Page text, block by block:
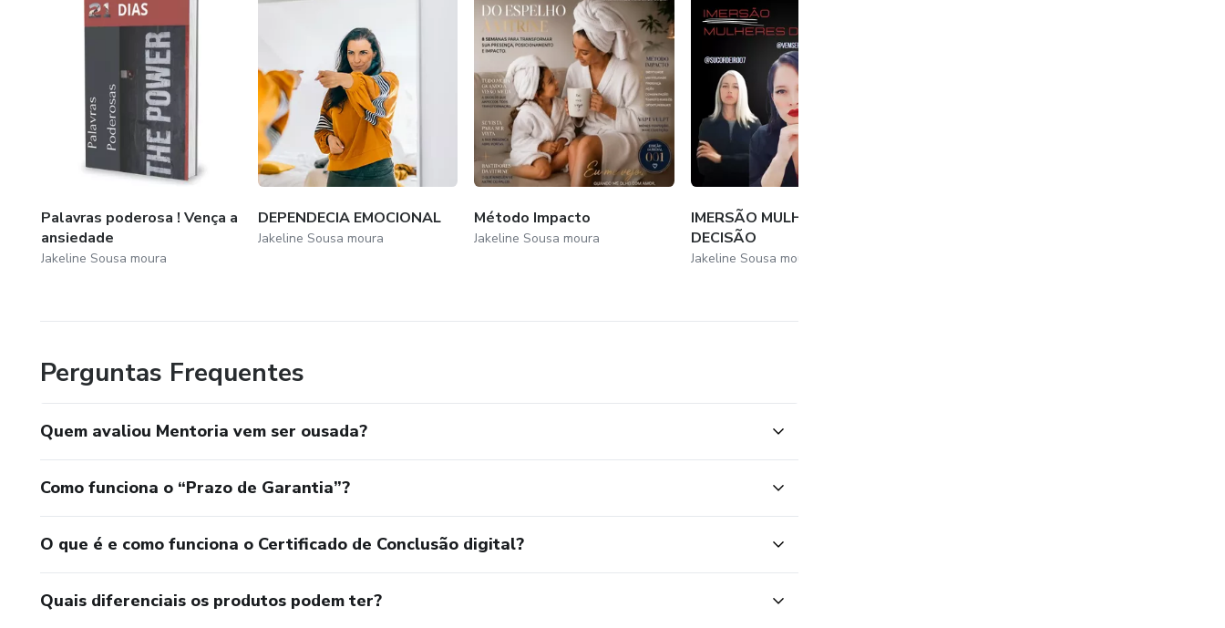
Palavras poderosa ! Vença a
ansiedade
Jakeline Sousa moura
DEPENDECIA EMOCIONAL
Jakeline Sousa moura
Método Impacto
Jakeline Sousa moura
IMERSÃO MULHER DE
DECISÃO
Jakeline Sousa moura
Perguntas Frequentes
Quem avaliou Mentoria vem ser ousada?
Como funciona o “Prazo de Garantia”?
O que é e como funciona o Certificado de Conclusão digital?
Quais diferenciais os produtos podem ter?